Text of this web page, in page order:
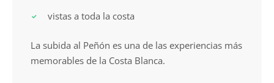
vistas a toda la costa
La subida al Peñón es una de las experiencias más
memorables de la Costa Blanca.